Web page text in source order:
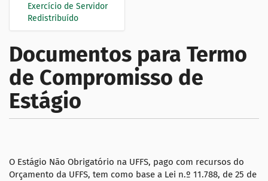
Exercício de Servidor
Redistribuído
Documentos para Termo
de Compromisso de
Estágio
O Estágio Não Obrigatório na UFFS, pago com recursos do
Orçamento da UFFS, tem como base a Lei n.º 11.788, de 25 de